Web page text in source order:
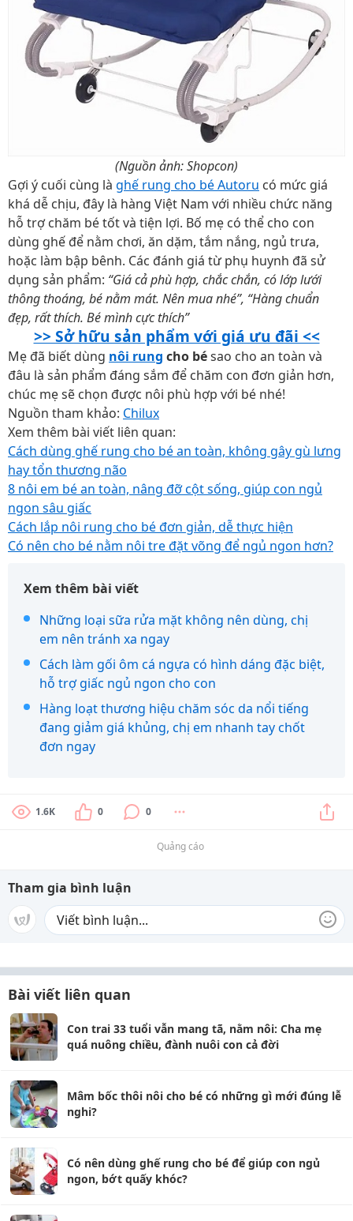
(Nguồn ảnh: Shopcon)
Gợi ý cuối cùng là ghế rung cho bé Autoru có mức giá
khá dễ chịu, đây là hàng Việt Nam với nhiều chức năng
hỗ trợ chăm bé tốt và tiện lợi. Bố mẹ có thể cho con
dùng ghế để nằm chơi, ăn dặm, tắm nắng, ngủ trưa,
hoặc làm bập bênh. Các đánh giá từ phụ huynh đã sử
dụng sản phẩm: “Giá cả phù hợp, chắc chắn, có lớp lưới
thông thoáng, bé nằm mát. Nên mua nhé”, “Hàng chuẩn
đẹp, rất thích. Bé mình cực thích”
>> Sở hữu sản phẩm với giá ưu đãi <<
Mẹ đã biết dùng nôi rung cho bésao cho an toàn và
đâu là sản phẩm đáng sắm để chăm con đơn giản hơn,
chúc mẹ sẽ chọn được nôi phù hợp với bé nhé!
Nguồn tham khảo: Chilux
Xem thêm bài viết liên quan:
Cách dùng ghế rung cho bé an toàn, không gây gù lưng
hay tổn thương não
8 nôi em bé an toàn, nâng đỡ cột sống, giúp con ngủ
ngon sâu giấc
Cách lắp nôi rung cho bé đơn giản, dễ thực hiện
Có nên cho bé nằm nôi tre đặt võng để ngủ ngon hơn?
Xem thêm bài viết
Những loại sữa rửa mặt không nên dùng, chị
em nên tránh xa ngay
Cách làm gối ôm cá ngựa có hình dáng đặc biệt,
hỗ trợ giấc ngủ ngon cho con
Hàng loạt thương hiệu chăm sóc da nổi tiếng
đang giảm giá khủng, chị em nhanh tay chốt
đơn ngay
1.6K 0 0
Quảng cáo
Tham gia bình luận
Bài viết liên quan
Con trai 33 tuổi vẫn mang tã, nằm nôi: Cha mẹ
quá nuông chiều, đành nuôi con cả đời
Mâm bốc thôi nôi cho bé có những gì mới đúng lễ
nghi?
Có nên dùng ghế rung cho bé để giúp con ngủ
ngon, bớt quấy khóc?